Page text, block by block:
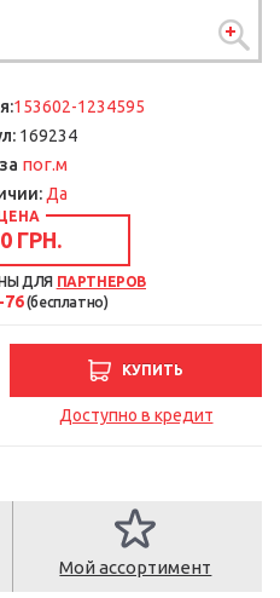
153602-1234595
169234
пог.м
Да
ГРН.
ДЛЯ ПАРТНЕРОВ
76(бесплатно)
КУПИТЬ
Доступно в кредит
Мой ассортимент